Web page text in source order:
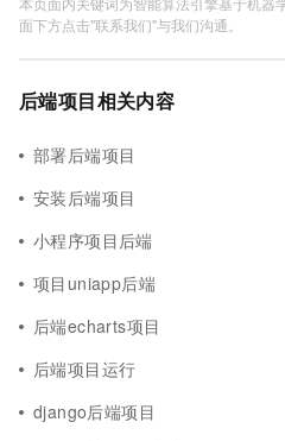
面下方点击"联系我们"与我们沟通。
后端项目相关内容
部署后端项目
安装后端项目
小程序项目后端
项目uniapp后端
后端echarts项目
后端项目运行
django后端项目